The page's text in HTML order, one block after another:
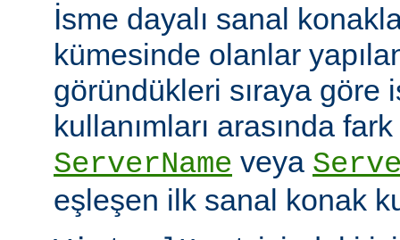
İsme dayalı sanal
kümesinde olanlar
göründükleri sıraya göre
kullanımları arasında
ServerName veya
eşleşen ilk sanal konak